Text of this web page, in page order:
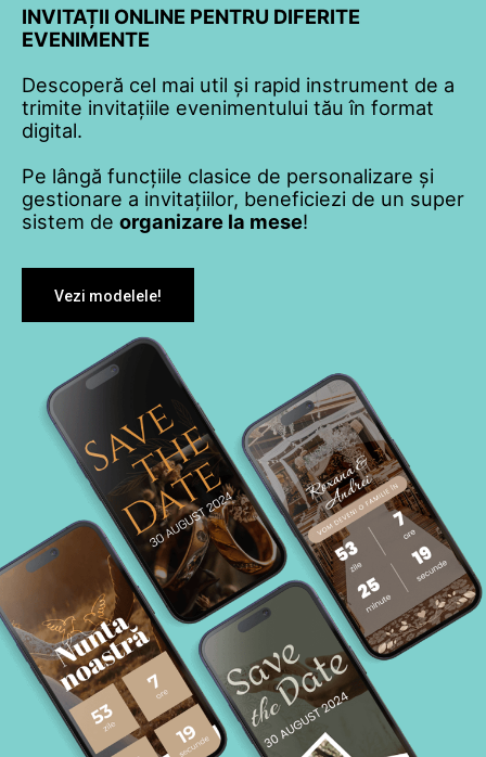
INVITAȚII ONLINE PENTRU DIFERITE
EVENIMENTE
Descoperă cel mai util și rapid instrument de a
trimite invitațiile evenimentului tău în format
digital.
Pe lângă funcțiile clasice de personalizare și
gestionare a invitațiilor, beneficiezi de un super
sistem de organizare la mese!
Vezi modelele!